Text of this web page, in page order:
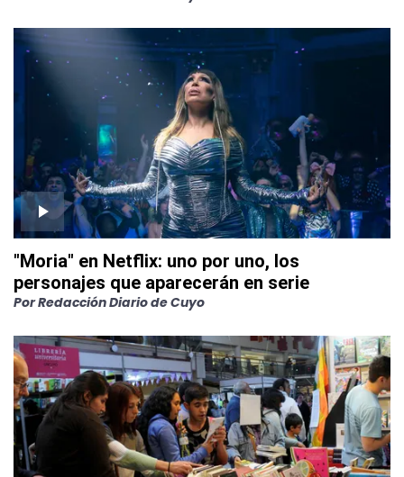
"Moria" en Netflix: uno por uno, los
personajes que aparecerán en serie
PorRedacción Diario de Cuyo